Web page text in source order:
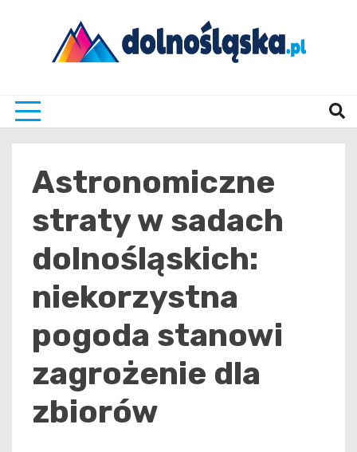
Astronomiczne
straty w sadach
dolnośląskich:
niekorzystna
pogoda stanowi
zagrożenie dla
zbiorów